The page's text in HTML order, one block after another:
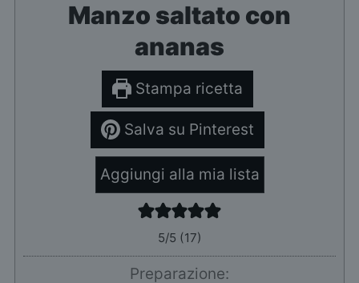
Manzo saltato con
ananas
Stampa ricetta
Salva su Pinterest
Aggiungi alla mia lista
5/5 (17)
Preparazione: